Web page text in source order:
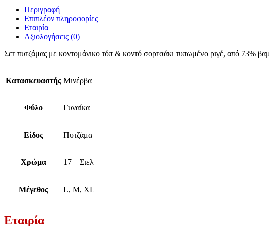
Περιγραφή
Επιπλέον πληροφορίες
Εταιρία
Αξιολογήσεις (0)
Σετ πυτζάμας με κοντομάνικο τόπ & κοντό σορτσάκι τυπωμένο ριγέ, από 73%
Κατασκευαστής Μινέρβα
Φύλο Γυναίκα
Είδος Πυτζάμα
Χρώμα 17 – Σιελ
Μέγεθος L, M, XL
Εταιρία